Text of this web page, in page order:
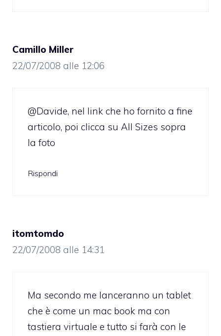
Camillo Miller
22/07/2008 alle 12:06
@Davide, nel link che ho fornito a fine
articolo, poi clicca su All Sizes sopra
la foto
Rispondi
itomtomdo
22/07/2008 alle 14:31
Ma secondo me lanceranno un tablet
che è come un mac book ma con
tastiera virtuale e tutto si farà con le